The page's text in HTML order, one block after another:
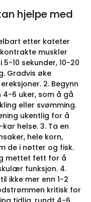
hjelpe med
etter kateter
muskler
10 sekunder, 10-20
Gradvis øke
2. Begynn
6 uker, som å gå
eller svømming.
ukentlig for å
helse. 3. Ta en
hele korn,
de i nøtter og fisk.
mettet fett for å
funksjon. 4.
ikke mer enn 1-2
kritisk for